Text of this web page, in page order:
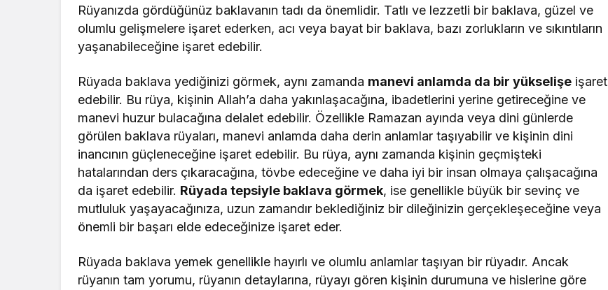
Rüyanızda gördüğünüz baklavanın tadı da önemlidir. Tatlı ve lezzetli bir baklava, güzel ve
olumlu gelişmelere işaret ederken, acı veya bayat bir baklava, bazı zorlukların ve sıkıntıların
yaşanabileceğine işaret edebilir.
Rüyada baklava yediğinizi görmek, aynı zamanda manevi anlamda da bir yükselişe işaret
edebilir. Bu rüya, kişinin Allah’a daha yakınlaşacağına, ibadetlerini yerine getireceğine ve
manevi huzur bulacağına delalet edebilir. Özellikle Ramazan ayında veya dini günlerde
görülen baklava rüyaları, manevi anlamda daha derin anlamlar taşıyabilir ve kişinin dini
inancının güçleneceğine işaret edebilir. Bu rüya, aynı zamanda kişinin geçmişteki
hatalarından ders çıkaracağına, tövbe edeceğine ve daha iyi bir insan olmaya çalışacağına
da işaret edebilir. Rüyada tepsiyle baklava görmek, ise genellikle büyük bir sevinç ve
mutluluk yaşayacağınıza, uzun zamandır beklediğiniz bir dileğinizin gerçekleşeceğine veya
önemli bir başarı elde edeceğinize işaret eder.
Rüyada baklava yemek genellikle hayırlı ve olumlu anlamlar taşıyan bir rüyadır. Ancak
rüyanın tam yorumu, rüyanın detaylarına, rüyayı gören kişinin durumuna ve hislerine göre